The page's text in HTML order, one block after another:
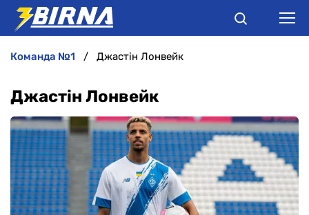
ІНТЕРВ'Ю
РІЗНЕ
команда №1 Джастін Лонвейк
Джастін Лонвейк